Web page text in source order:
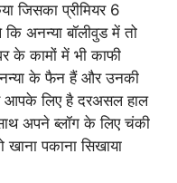
जिसका प्रीमियर 6
अनन्या बॉलीवुड में तो
के कामों में भी काफी
के फैन हैं और उनकी
आपके लिए है दरअसल हाल
अपने ब्लॉग के लिए चंकी
पकाना सिखाया